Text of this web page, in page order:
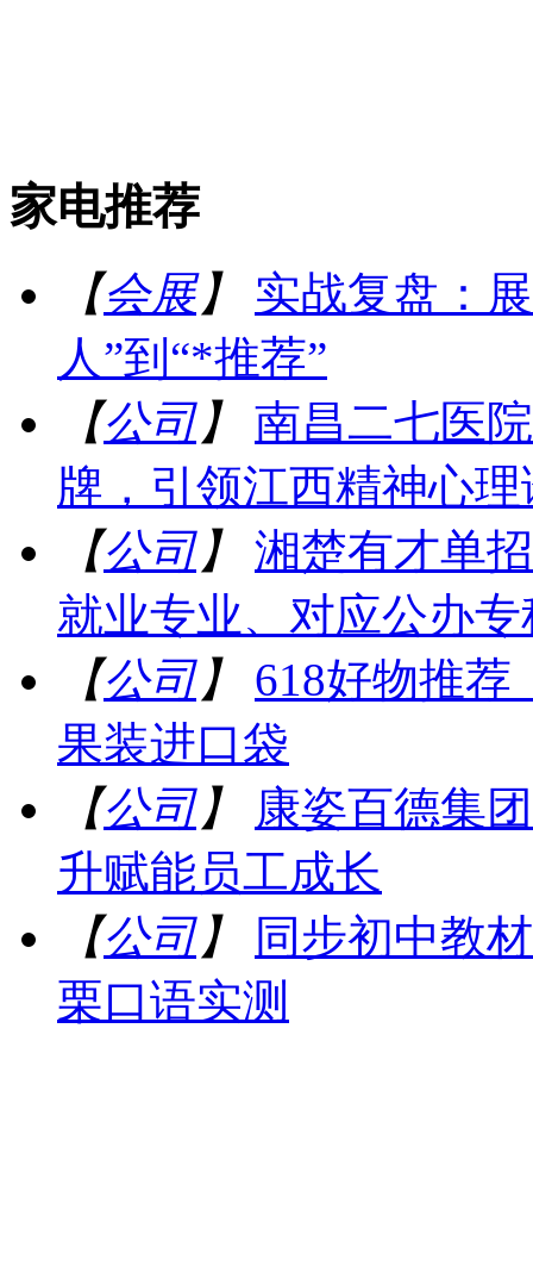
家电推荐
【会展】
实战复盘：
人”到“*推荐”
【公司】
南昌二七医
牌，引领江西精神心
【公司】
湘楚有才单
就业专业、对应公办
【公司】
618好物推荐
果装进口袋
【公司】
康姿百德集
升赋能员工成长
【公司】
同步初中教
栗口语实测